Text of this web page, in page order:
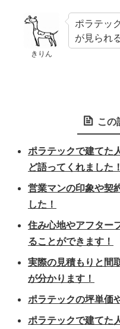
きりん
ポラテッ
が見られ
この
ポラテックで建てた
ど語ってくれました！
営業マンの印象や契
した！
住み心地やアフター
ることができます！
実際の見積もりと間
が分かります！
ポラテックの坪単価
ポラテックで建てた